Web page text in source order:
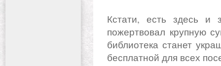
Кстати, есть здесь
пожертвовал крупную
библиотека станет
бесплатной для всех